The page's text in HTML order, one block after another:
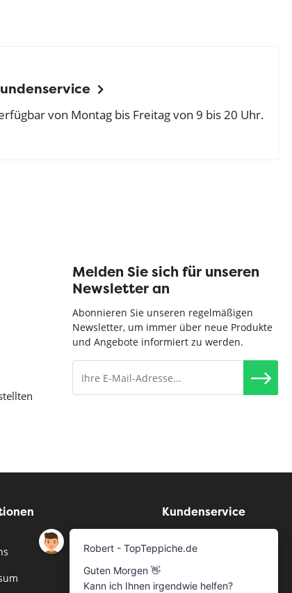
von Montag bis Freitag von 9 bis 20 Uhr.
Melden Sie sich für unseren
Newsletter an
Abonnieren Sie unseren regelmäßigen
Newsletter, um immer über neue Produkte
und Angebote informiert zu werden.
Kundenservice
Musterservice